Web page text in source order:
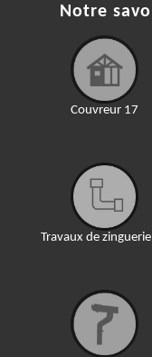
Notre
Couvreur 17
Travaux de